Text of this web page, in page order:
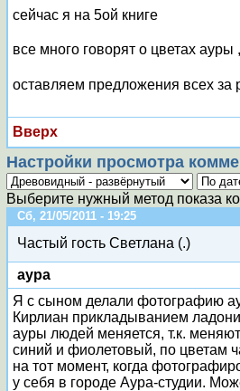
сейчас я на 5ой книге
все много говорят о цветах
оставляем предложения всех
Вверх
Настройки просмотра
Выберите нужный метод показа
Сб, 21/05/2011 - 19:25
Частый гость Светлана (.)
аура
Я с сыном делали фотографию
Кирлиан прикладыванием
ауры людей меняется, т.к.
синий и фиолетовый, по цветам
на тот момент, когда
у себя в городе Аура-студии.